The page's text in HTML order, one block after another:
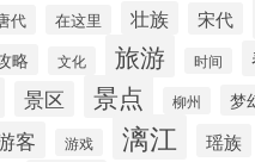
代 在这里 壮族 宋代
略 文化 旅游 时间
景区 景点 柳州 梦
客 游戏 漓江 瑶族